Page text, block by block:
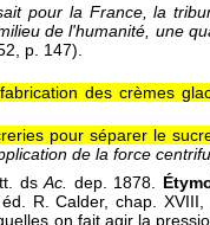
pour la France, la
de l'humanité, une
, p. 147).
des crèmes
pour séparer le
de la force
dsAc. dep. 1878.
R. Calder, chap.
on fait agir la